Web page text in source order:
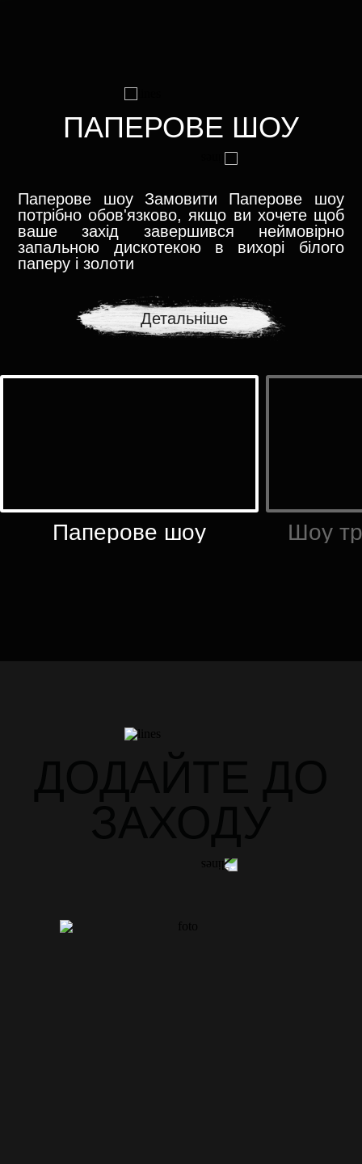
ПАПЕРОВЕ ШОУ
Паперове шоу Замовити Паперове шоу
потрібно обов'язково, якщо ви хочете щоб
ваше захід завершився неймовірно
запальною дискотекою в вихорі білого
паперу і золоти
Детальніше
Паперове шоу Шоу